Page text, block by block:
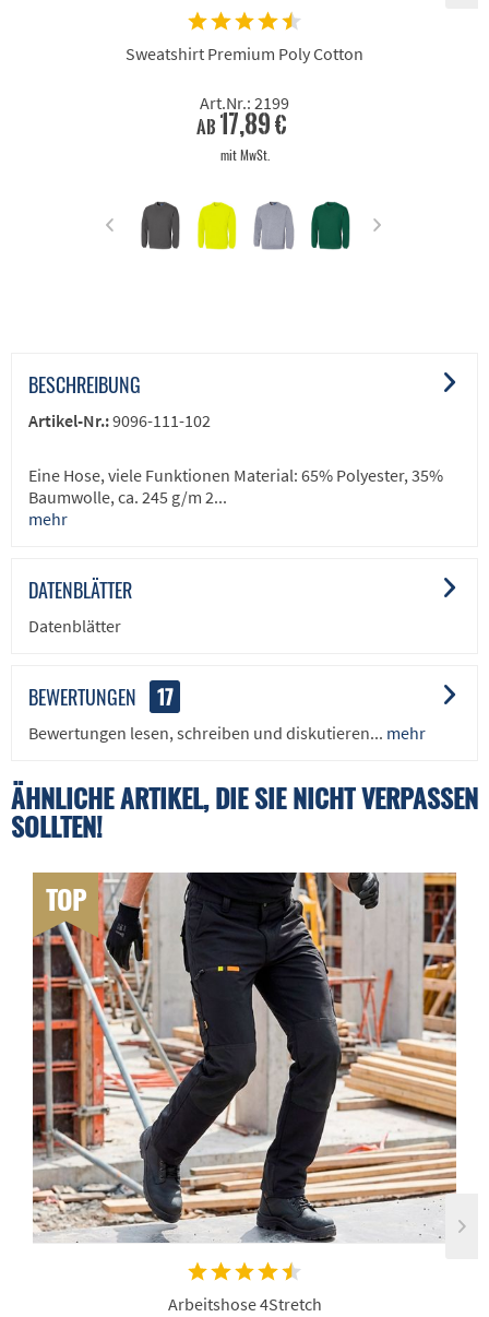
Sweatshirt Premium Poly Cotton
Art.Nr.: 2199
ab 17,89 €
mit MwSt.
BESCHREIBUNG
Artikel-Nr.:9096-111-102
Eine Hose, viele Funktionen Material: 65% Polyester, 35%
Baumwolle, ca. 245 g/m 2...
mehr
DATENBLÄTTER
Datenblätter
BEWERTUNGEN 17
Bewertungen lesen, schreiben und diskutieren... mehr
ÄHNLICHE ARTIKEL, DIE SIE NICHT VERPASSEN
SOLLTEN!
TOP
Arbeitshose 4Stretch